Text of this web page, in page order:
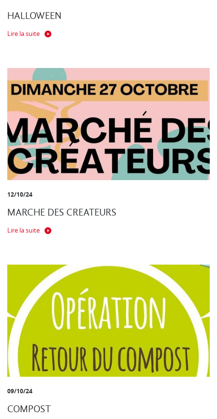
HALLOWEEN
Lire la suite
12/10/24
MARCHE DES CREATEURS
Lire la suite
09/10/24
COMPOST